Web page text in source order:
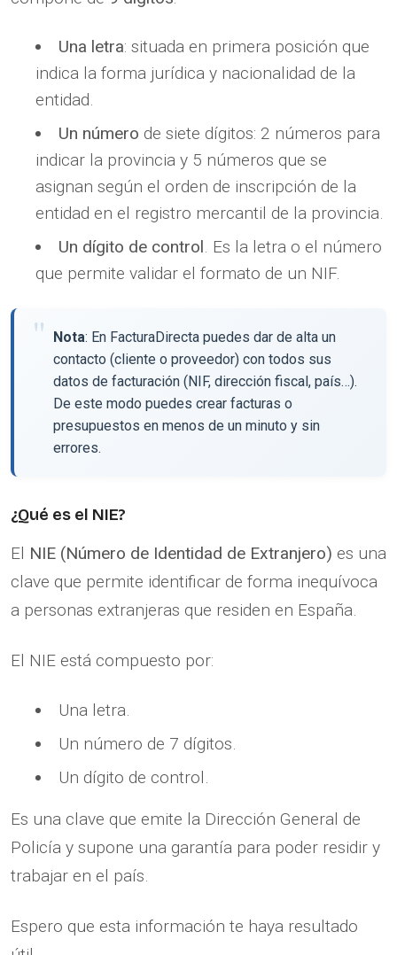
Una letra: situada en primera posición que
indica la forma jurídica y nacionalidad de la
entidad.
Un número de siete dígitos: 2 números para
indicar la provincia y 5 números que se
asignan según el orden de inscripción de la
entidad en el registro mercantil de la provincia.
Un dígito de control. Es la letra o el número
que permite validar el formato de un NIF.
Nota: En FacturaDirecta puedes dar de alta un
contacto (cliente o proveedor) con todos sus
datos de facturación (NIF, dirección fiscal, país…).
De este modo puedes crear facturas o
presupuestos en menos de un minuto y sin
errores.
¿Qué es el NIE?
El NIE (Número de Identidad de Extranjero) es una
clave que permite identificar de forma inequívoca
a personas extranjeras que residen en España.
El NIE está compuesto por:
Una letra.
Un número de 7 dígitos.
Un dígito de control.
Es una clave que emite la Dirección General de
Policía y supone una garantía para poder residir y
trabajar en el país.
Espero que esta información te haya resultado